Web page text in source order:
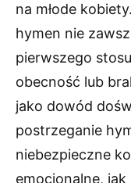
na młode
hymen nie
pierwszego
obecność lub
jako dowód
postrzeganie
niebezpieczne
emocjonalne,